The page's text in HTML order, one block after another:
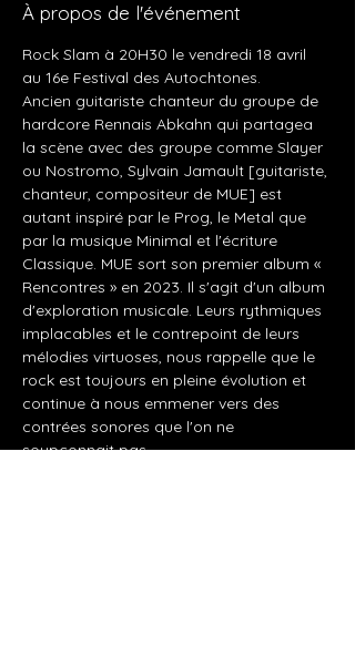
À propos de l'événement
Rock Slam à 20H30 le vendredi 18 avril
au 16e Festival des Autochtones.
Ancien guitariste chanteur du groupe de
hardcore Rennais Abkahn qui partagea
la scène avec des groupe comme Slayer
ou Nostromo, Sylvain Jamault [guitariste,
chanteur, compositeur de MUE] est
autant inspiré par le Prog, le Metal que
par la musique Minimal et l'écriture
Classique. MUE sort son premier album «
Rencontres » en 2023. Il s'agit d'un album
d'exploration musicale. Leurs rythmiques
implacables et le contrepoint de leurs
mélodies virtuoses, nous rappelle que le
rock est toujours en pleine évolution et
continue à nous emmener vers des
contrées sonores que l'on ne
soupçonnait pas.